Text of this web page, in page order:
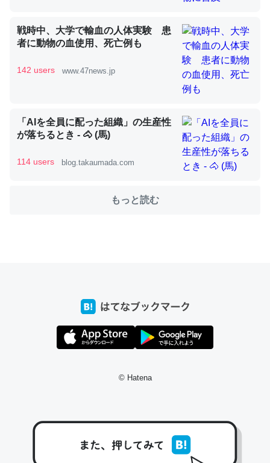
ウチもEchoを実家に置いて４年。でたまに覗いてる。ぼ
位置情報を共有してる。電池残量や充電中かが分かるので
これ見て生きてるなって分かる。
─たまにLINEするくらいだった遠方の父67歳と僕。ITツール導入で
コミュニケーションが劇的に変化した｜tayorini by LIFULL介護
─たまにLINEするくらいだった遠方の父67歳と僕。ITツール導入で
コミュニケーションが劇的に変化した｜tayorini by LIFULL介護
回線代ほとんどかからないですよ。参考：
https://toyoshi.hatenablog.com/entry/2019/05/15/1805
戦時中、大学で輸血の人体実験 患
者に動物の血使用、死亡例も
142 users www.47news.jp
「AIを全員に配った組織」の生産性
が落ちるとき - 🐴 (馬)
114 users blog.takaumada.com
もっと読む
© Hatena